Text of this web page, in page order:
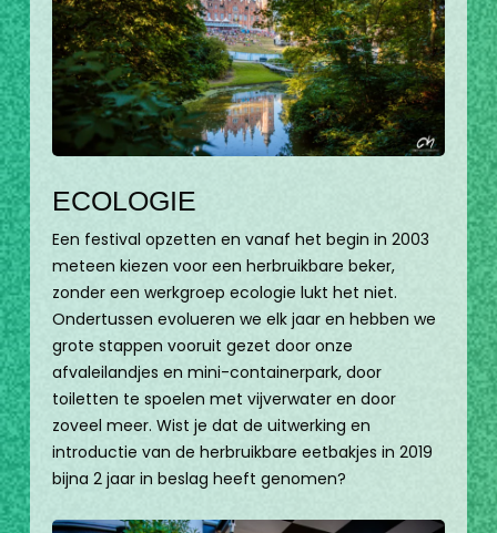
ECOLOGIE
Een festival opzetten en vanaf het begin in 2003
meteen kiezen voor een herbruikbare beker,
zonder een werkgroep ecologie lukt het niet.
Ondertussen evolueren we elk jaar en hebben we
grote stappen vooruit gezet door onze
afvaleilandjes en mini-containerpark, door
toiletten te spoelen met vijverwater en door
zoveel meer. Wist je dat de uitwerking en
introductie van de herbruikbare eetbakjes in 2019
bijna 2 jaar in beslag heeft genomen?